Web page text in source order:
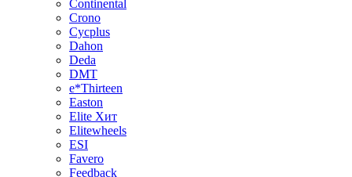
Continental
Crono
Cycplus
Dahon
Deda
DMT
e*Thirteen
Easton
Elite Хит
Elitewheels
ESI
Favero
Feedback